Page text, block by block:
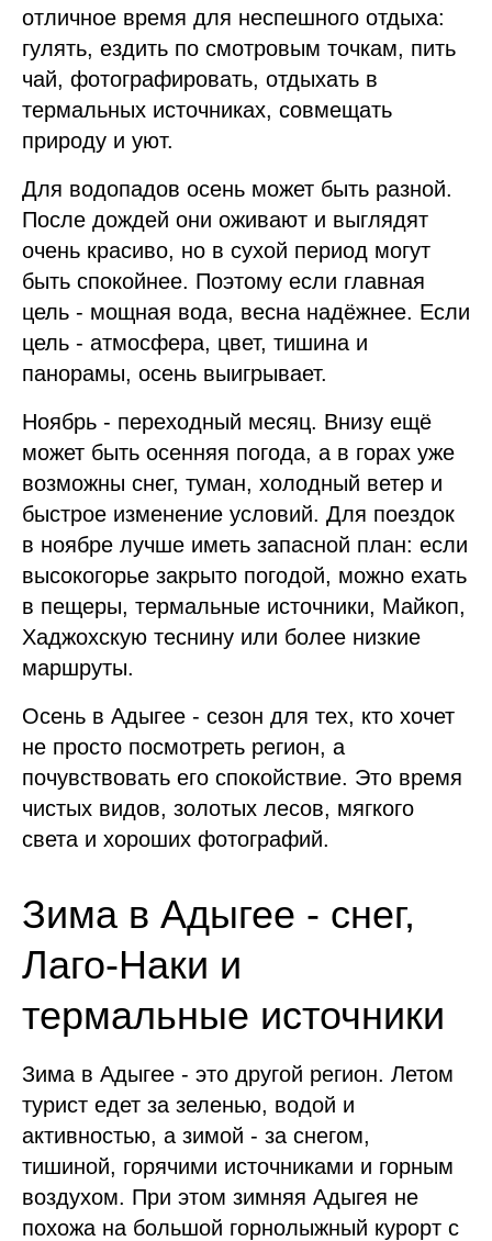
отличное время для неспешного отдыха:
гулять, ездить по смотровым точкам, пить
чай, фотографировать, отдыхать в
термальных источниках, совмещать
природу и уют.
Для водопадов осень может быть разной.
После дождей они оживают и выглядят
очень красиво, но в сухой период могут
быть спокойнее. Поэтому если главная
цель - мощная вода, весна надёжнее. Если
цель - атмосфера, цвет, тишина и
панорамы, осень выигрывает.
Ноябрь - переходный месяц. Внизу ещё
может быть осенняя погода, а в горах уже
возможны снег, туман, холодный ветер и
быстрое изменение условий. Для поездок
в ноябре лучше иметь запасной план: если
высокогорье закрыто погодой, можно ехать
в пещеры, термальные источники, Майкоп,
Хаджохскую теснину или более низкие
маршруты.
Осень в Адыгее - сезон для тех, кто хочет
не просто посмотреть регион, а
почувствовать его спокойствие. Это время
чистых видов, золотых лесов, мягкого
света и хороших фотографий.
Зима в Адыгее - снег,
Лаго-Наки и
термальные источники
Зима в Адыгее - это другой регион. Летом
турист едет за зеленью, водой и
активностью, а зимой - за снегом,
тишиной, горячими источниками и горным
воздухом. При этом зимняя Адыгея не
похожа на большой горнолыжный курорт с